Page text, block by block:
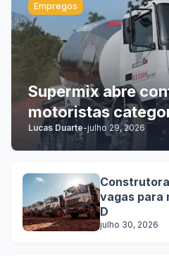
Empregos
Supermix abre
motoristas
Lucas Duarte-julho 29, 2026
vagas para
D
julho 30, 2026